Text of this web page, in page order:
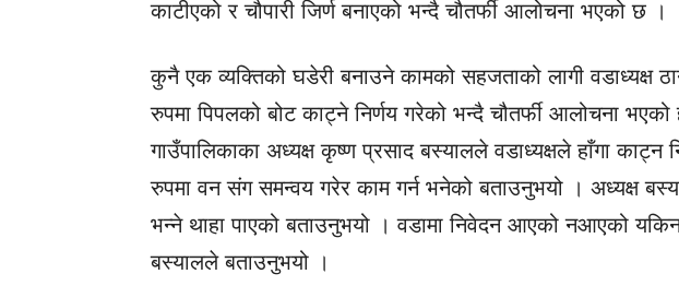
काटीएको र चौपारी जिर्ण बनाएको भन्दै चौतर्फी आलोचना भएको छ ।
कुनै एक व्यक्तिको घडेरी बनाउने कामको सहजताको लागी वडाध्यक्ष
रुपमा पिपलको बोट काट्ने निर्णय गरेको भन्दै चौतर्फी आलोचना
गाउँपालिकाका अध्यक्ष कृष्ण प्रसाद बस्यालले वडाध्यक्षले हाँगा
रुपमा वन संग समन्वय गरेर काम गर्न भनेको बताउनुभयो । अध्यक्ष
भन्ने थाहा पाएको बताउनुभयो । वडामा निवेदन आएको नआएको
बस्यालले बताउनुभयो ।